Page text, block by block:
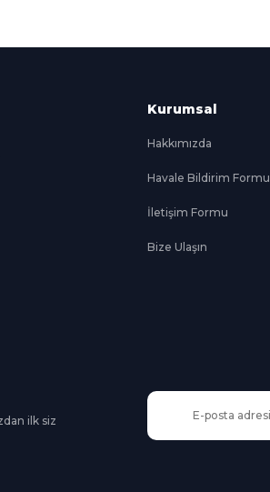
Kurumsal
Hakkımızda
Havale Bildirim Formu
İletişim Formu
Bize Ulaşın
ilk siz